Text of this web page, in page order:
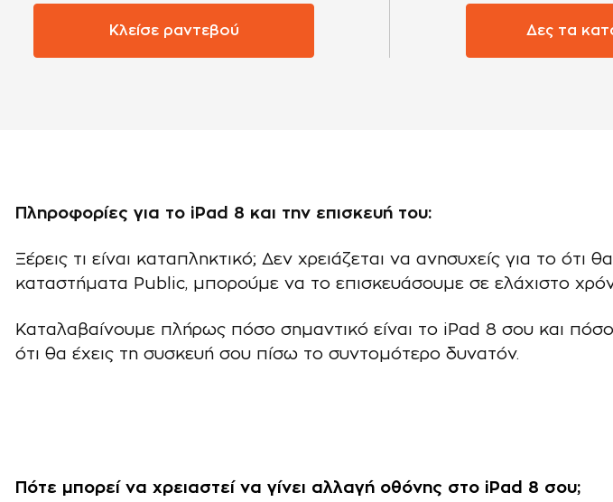
Κλείσε ραντεβού Δες τα
Πληροφορίες για το iPad 8 και την επισκευή του:
Ξέρεις τι είναι καταπληκτικό; Δεν χρειάζεται να ανησυχείς για το
καταστήματα Public, μπορούμε να το επισκευάσουμε σε ελάχιστο
Καταλαβαίνουμε πλήρως πόσο σημαντικό είναι το iPad 8 σου και
ότι θα έχεις τη συσκευή σου πίσω το συντομότερο δυνατόν.
Πότε μπορεί να χρειαστεί να γίνει αλλαγή οθόνης στο iPad 8 σου;